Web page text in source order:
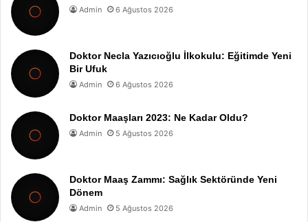
Admin 6 Ağustos 2026
Doktor Necla Yazıcıoğlu İlkokulu: Eğitimde Yeni
Bir Ufuk
Admin 6 Ağustos 2026
Doktor Maaşları 2023: Ne Kadar Oldu?
Admin 5 Ağustos 2026
Doktor Maaş Zammı: Sağlık Sektöründe Yeni
Dönem
Admin 5 Ağustos 2026